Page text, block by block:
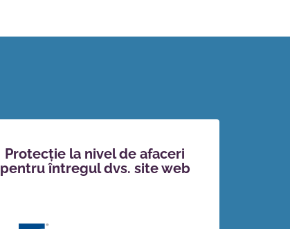
Protecție la nivel de afaceri
pentru întregul dvs. site web